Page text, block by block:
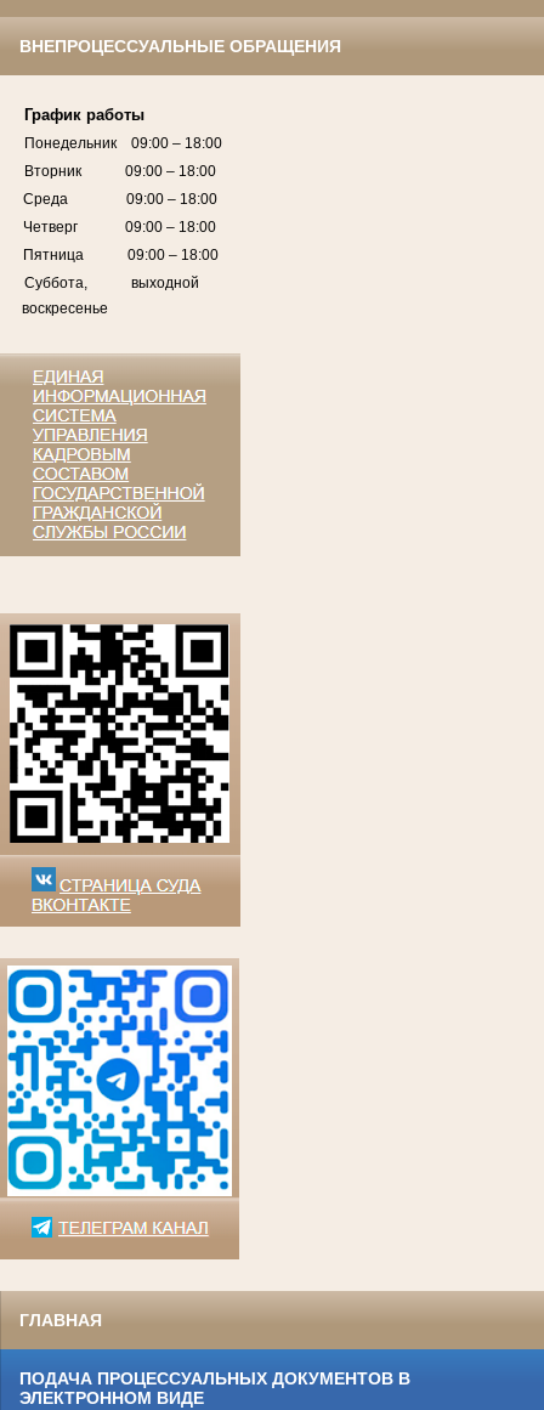
ВНЕПРОЦЕССУАЛЬНЫЕ ОБРАЩЕНИЯ
График работы
Понедельник 09:00 – 18:00
Вторник 09:00 – 18:00
Среда 09:00 – 18:00
Четверг 09:00 – 18:00
Пятница 09:00 – 18:00
Суббота, выходной
воскресенье
ГЛАВНАЯ
ПОДАЧА ПРОЦЕССУАЛЬНЫХ ДОКУМЕНТОВ В
ЭЛЕКТРОННОМ ВИДЕ